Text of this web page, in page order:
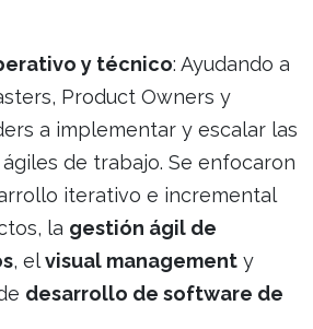
y técnico: Ayudando a
Product Owners y
a implementar y escalar las
de trabajo. Se enfocaron
iterativo e incremental
la gestión ágil de
, elvisual managementy
desarrollo de software de